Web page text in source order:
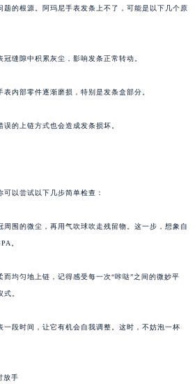
题的根源。阿玛尼手表发条上不了，可能是以下几个原
缝隙中积累灰尘，影响发条正常转动。
内部零件逐渐磨损，特别是发条盒部分。
的上链方式也会造成发条损坏。
以尝试以下几步简单检查：
围的微尘，再用气吹球吹走残留物。这一步，想象自
。
均匀地上链，记得感受每一次“咔哒”之间的微妙平
。
一段时间，让它有机会自我调整。这时，不妨泡一杯
放手